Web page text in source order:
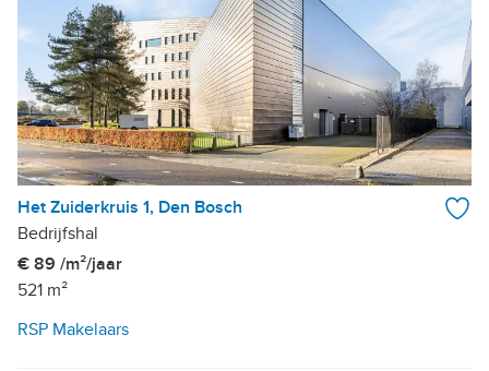
Het Zuiderkruis 1, Den Bosch
Bedrijfshal
€ 89 /m²/jaar
521 m²
RSP Makelaars